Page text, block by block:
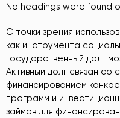
No headings were found
С точки зрения
как инструмента
государственный долг
Активный долг связан
финансированием
программ и
займов для